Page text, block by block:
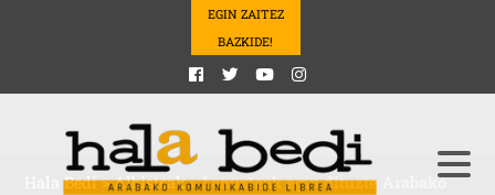
EGIN ZAITEZ
BAZKIDE!
Hala Bedi>Albisteak>Lanuzteak egin dituzte Arabako